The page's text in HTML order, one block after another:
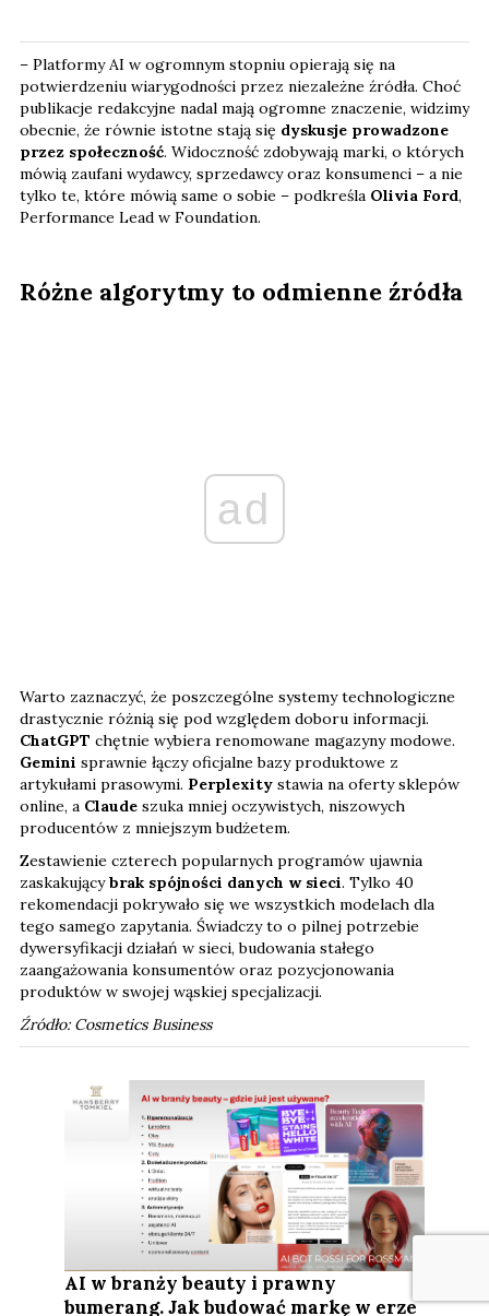
– Platformy AI w ogromnym stopniu opierają się na
potwierdzeniu wiarygodności przez niezależne źródła. Choć
publikacje redakcyjne nadal mają ogromne znaczenie, widzimy
obecnie, że równie istotne stają się dyskusje prowadzone
przez społeczność. Widoczność zdobywają marki, o których
mówią zaufani wydawcy, sprzedawcy oraz konsumenci – a nie
tylko te, które mówią same o sobie – podkreśla Olivia Ford,
Performance Lead w Foundation.
Różne algorytmy to odmienne źródła
ad
Warto zaznaczyć, że poszczególne systemy technologiczne
drastycznie różnią się pod względem doboru informacji.
ChatGPT chętnie wybiera renomowane magazyny modowe.
Gemini sprawnie łączy oficjalne bazy produktowe z
artykułami prasowymi. Perplexity stawia na oferty sklepów
online, a Claude szuka mniej oczywistych, niszowych
producentów z mniejszym budżetem.
Zestawienie czterech popularnych programów ujawnia
zaskakującybrak spójności danych w sieci. Tylko 40
rekomendacji pokrywało się we wszystkich modelach dla
tego samego zapytania. Świadczy to o pilnej potrzebie
dywersyfikacji działań w sieci, budowania stałego
zaangażowania konsumentów oraz pozycjonowania
produktów w swojej wąskiej specjalizacji.
Źródło: Cosmetics Business
AI w branży beauty i prawny
bumerang. Jak budować markę w erze